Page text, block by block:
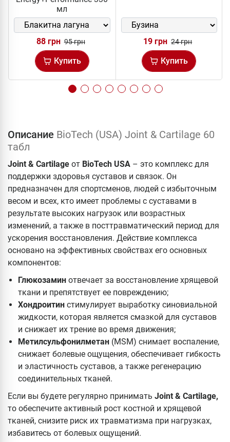
мл
88 грн 95 грн
Купить
19 грн 24 грн
Купить
Описание BioTech (USA) Joint & Cartilage 60
табл
Joint & Cartilage от BioTech USA – это комплекс для
поддержки здоровья суставов и связок. Он
предназначен для спортсменов, людей с избыточным
весом и всех, кто имеет проблемы с суставами в
результате высоких нагрузок или возрастных
изменений, а также в посттравматический период для
ускорения восстановления. Действие комплекса
основано на эффективных свойствах его основных
компонентов:
Глюкозамин отвечает за восстановление хрящевой
ткани и препятствует ее повреждению;
Хондроитин стимулирует выработку синовиальной
жидкости, которая является смазкой для суставов
и снижает их трение во время движения;
Метилсульфонилметан (МSМ) снимает воспаление,
снижает болевые ощущения, обеспечивает гибкость
и эластичность суставов, а также регенерацию
соединительных тканей.
Если вы будете регулярно принимать Joint & Cartilage,
то обеспечите активный рост костной и хрящевой
тканей, снизите риск их травматизма при нагрузках,
избавитесь от болевых ощущений.